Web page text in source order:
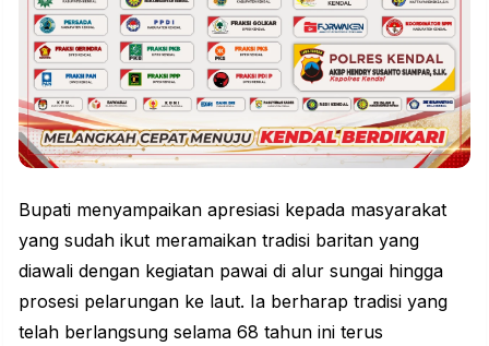
Bupati menyampaikan apresiasi kepada masyarakat
yang sudah ikut meramaikan tradisi baritan yang
diawali dengan kegiatan pawai di alur sungai hingga
prosesi pelarungan ke laut. Ia berharap tradisi yang
telah berlangsung selama 68 tahun ini terus